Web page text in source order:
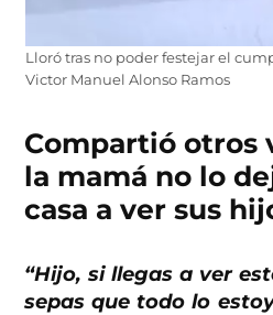
Lloró tras no poder festejar el
Victor Manuel Alonso Ramos
Compartió otros
la mamá no lo
casa a ver sus
“Hijo, si llegas a ver
sepas que todo lo